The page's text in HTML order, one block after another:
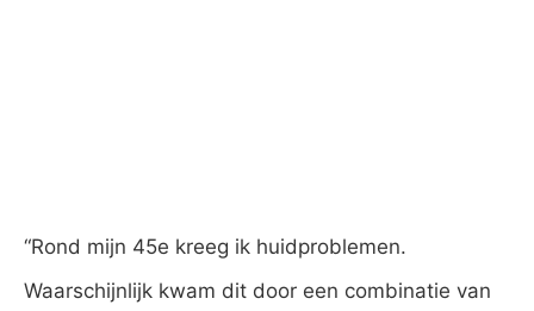
“Rond mijn 45e kreeg ik huidproblemen.
Waarschijnlijk kwam dit door een combinatie van